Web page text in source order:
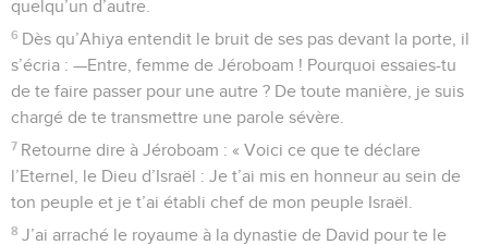
quelqu’un d’autre.
6 Dès qu’Ahiya entendit le bruit de ses pas devant la porte, il
s’écria : —Entre, femme de Jéroboam ! Pourquoi essaies-tu
de te faire passer pour une autre ? De toute manière, je suis
chargé de te transmettre une parole sévère.
7 Retourne dire à Jéroboam : « Voici ce que te déclare
l’Eternel, le Dieu d’Israël : Je t’ai mis en honneur au sein de
ton peuple et je t’ai établi chef de mon peuple Israël.
8 J’ai arraché le royaume à la dynastie de David pour te le